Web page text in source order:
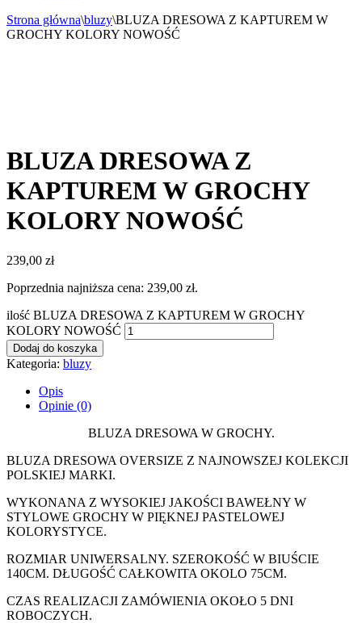
Strona główna\bluzy\BLUZA DRESOWA Z KAPTUREM W
GROCHY KOLORY NOWOŚĆ
BLUZA DRESOWA Z
KAPTUREM W GROCHY
KOLORY NOWOŚĆ
239,00 zł
Poprzednia najniższa cena: 239,00 zł.
ilość BLUZA DRESOWA Z KAPTUREM W GROCHY
KOLORY NOWOŚĆ
Dodaj do koszyka
Kategoria: bluzy
Opis
Opinie (0)
BLUZA DRESOWA W GROCHY.
BLUZA DRESOWA OVERSIZE Z NAJNOWSZEJ KOLEKCJI
POLSKIEJ MARKI.
WYKONANA Z WYSOKIEJ JAKOŚCI BAWEŁNY W
STYLOWE GROCHY W PIĘKNEJ PASTELOWEJ
KOLORYSTYCE.
ROZMIAR UNIWERSALNY. SZEROKOŚĆ W BIUŚCIE
140CM. DŁUGOŚĆ CAŁKOWITA OKOLO 75CM.
CZAS REALIZACJI ZAMÓWIENIA OKOŁO 5 DNI
ROBOCZYCH.